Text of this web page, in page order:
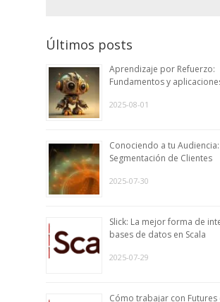
Últimos posts
Aprendizaje por Refuerzo:
Fundamentos y
2025-08-01
Conociendo a tu
Segmentación de Clientes
2025-07-30
Slick: La mejor forma de
bases de datos en Scala
2025-07-29
Cómo trabajar con Futures